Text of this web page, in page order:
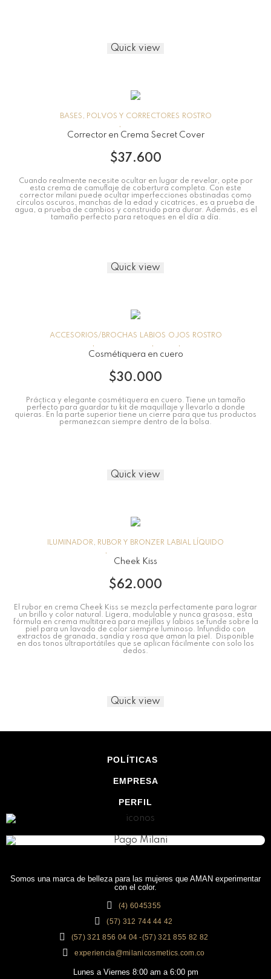
Quick view
BASES, POLVOS Y CORRECTORES ROSTRO
Corrector en Crema Secret Cover
$37.600
Cuando realmente necesite ocultar en lugar de revelar, opte por
esta crema de camuflaje de cobertura completa. Con este
corrector milani puede ocultar imperfecciones obstinadas como
círculos oscuros, manchas de la edad y cicatrices, es a prueba de
agua, a prueba de cambios y construido para durar. Además, es el
tamaño perfecto para retoques en el día a día.
Quick view
ACCESORIOS/BROCHAS LABIOS OJOS ROSTRO
Cosmétiquera en cuero
$30.000
Práctica y elegante cosmétiquera en cuero. Tiene un tamaño
perfecto para guardar tu kit de maquillaje y llevarlo a donde
quieras. En la parte superior tiene un cierre para que tus productos
permanezcan siempre dentro de la bolsa.
Quick view
ILUMINADOR, RUBOR Y BRONZER LABIAL LÍQUIDO
Cheek Kiss
$62.000
El rubor en crema Cheek Kiss se mezcla perfectamente para lograr
un brillo y color natural. Ligera, modulable y nunca grasosa, esta
fórmula en crema multitarea para mejillas y labios se funde sobre la
piel para un lavado de color siempre luminoso. Infundido con
extractos de granada, sandía y rosa que aman la piel. Disponible
en dos tonos ultraportátiles que se aplican fácilmente con solo los
dedos.
Quick view
POLÍTICAS
EMPRESA
PERFIL
Somos una marca de belleza para las mujeres que AMAN experimentar
con el color.
(4) 6045355
(57) 312 744 44 42
(57) 321 856 04 04 -(57) 321 855 82 82
experiencia@milanicosmetics.com.co
Lunes a Viernes 8:00 am a 6:00 pm